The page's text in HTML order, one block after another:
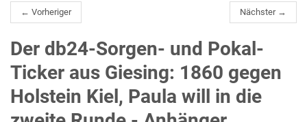
← Vorheriger Nächster →
Der db24-Sorgen- und Pokal-
Ticker aus Giesing: 1860 gegen
Holstein Kiel, Paula will in die